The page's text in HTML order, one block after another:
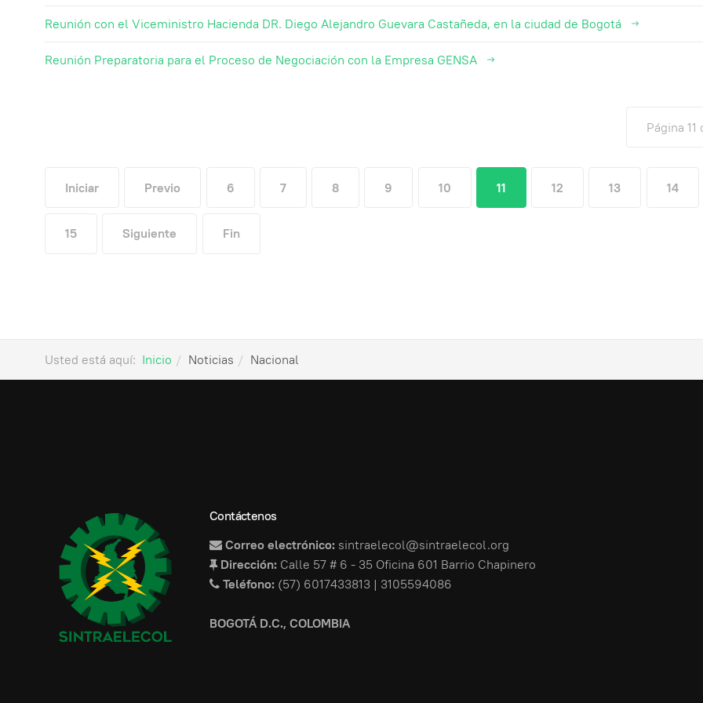
Reunión con el Viceministro Hacienda DR. Diego Alejandro Guevara Castañeda, en la ciudad de Bogotá
Reunión Preparatoria para el Proceso de Negociación con la Empresa GENSA
Página 11
Iniciar Previo 6 7 8 9 10 11 12 13 14
15 Siguiente Fin
Usted está aquí: Inicio Noticias Nacional
Contáctenos
Correo electrónico: sintraelecol@sintraelecol.org
Dirección: Calle 57 # 6 - 35 Oficina 601 Barrio Chapinero
Teléfono: (57) 6017433813 | 3105594086
BOGOTÁ D.C., COLOMBIA